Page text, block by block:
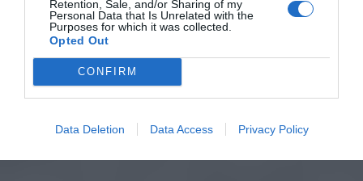
Retention, Sale, and/or Sharing of my
Personal Data that Is Unrelated with the
Purposes for which it was collected.
Opted Out
CONFIRM
Data Deletion Data Access Privacy Policy